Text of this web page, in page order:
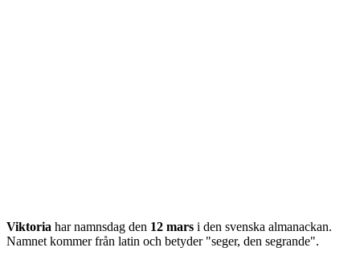
Viktoria har namnsdag den 12 mars i den svenska almanackan.
Namnet kommer från latin och betyder "seger, den segrande".